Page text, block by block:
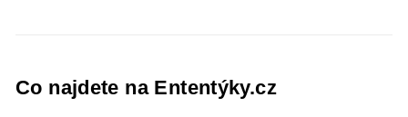
Co najdete na Ententýky.cz